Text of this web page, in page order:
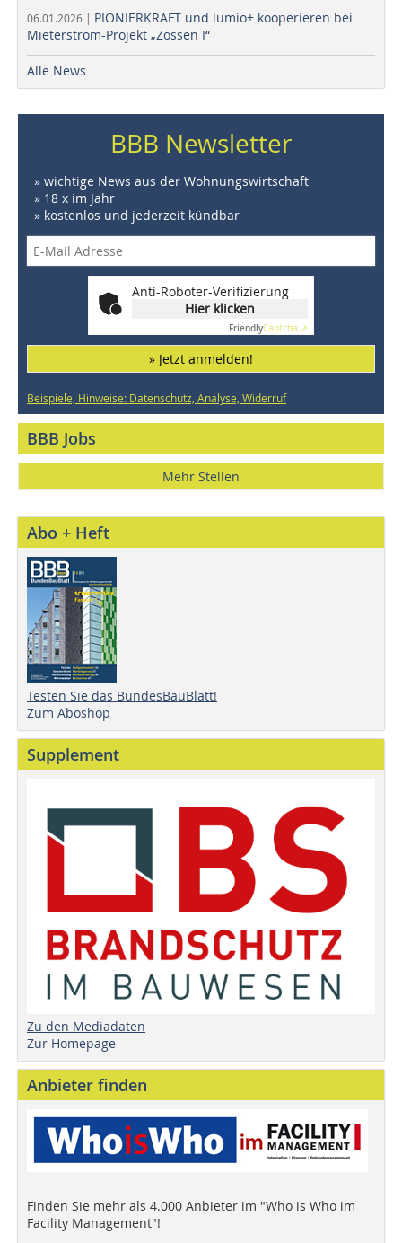
06.01.2026 | PIONIERKRAFT und lumio+ kooperieren bei
Mieterstrom-Projekt „Zossen I“
Alle News
BBB Newsletter
» wichtige News aus der Wohnungswirtschaft
» 18 x im Jahr
» kostenlos und jederzeit kündbar
Anti-Roboter-Verifizierung
Hier klicken
FriendlyCaptcha ⇗
» Jetzt anmelden!
Beispiele, Hinweise: Datenschutz, Analyse, Widerruf
BBB Jobs
Mehr Stellen
Abo + Heft
Testen Sie das BundesBauBlatt!
Zum Aboshop
Supplement
Zu den Mediadaten
Zur Homepage
Anbieter finden
Finden Sie mehr als 4.000 Anbieter im "Who is Who im
Facility Management"!